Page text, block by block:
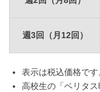
週3回（月12回）
表示は税込価格です
高校生の「ベリタ